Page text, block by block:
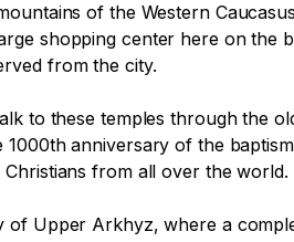
of the Western
shopping center here on
from the city.
to these temples through the
anniversary of the
from all over the world.
of Upper Arkhyz, where a